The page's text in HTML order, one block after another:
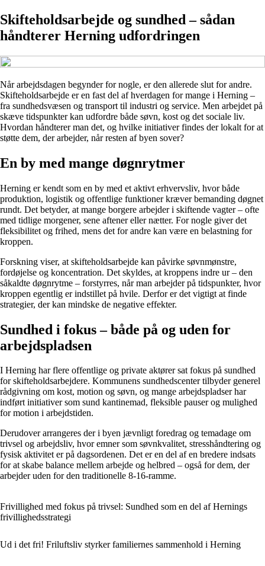
Skifteholdsarbejde og sundhed – sådan
håndterer Herning udfordringen
Når arbejdsdagen begynder for nogle, er den allerede slut for andre.
Skifteholdsarbejde er en fast del af hverdagen for mange i Herning –
fra sundhedsvæsen og transport til industri og service. Men arbejdet på
skæve tidspunkter kan udfordre både søvn, kost og det sociale liv.
Hvordan håndterer man det, og hvilke initiativer findes der lokalt for at
støtte dem, der arbejder, når resten af byen sover?
En by med mange døgnrytmer
Herning er kendt som en by med et aktivt erhvervsliv, hvor både
produktion, logistik og offentlige funktioner kræver bemanding døgnet
rundt. Det betyder, at mange borgere arbejder i skiftende vagter – ofte
med tidlige morgener, sene aftener eller nætter. For nogle giver det
fleksibilitet og frihed, mens det for andre kan være en belastning for
kroppen.
Forskning viser, at skifteholdsarbejde kan påvirke søvnmønstre,
fordøjelse og koncentration. Det skyldes, at kroppens indre ur – den
såkaldte døgnrytme – forstyrres, når man arbejder på tidspunkter, hvor
kroppen egentlig er indstillet på hvile. Derfor er det vigtigt at finde
strategier, der kan mindske de negative effekter.
Sundhed i fokus – både på og uden for
arbejdspladsen
I Herning har flere offentlige og private aktører sat fokus på sundhed
for skifteholdsarbejdere. Kommunens sundhedscenter tilbyder generel
rådgivning om kost, motion og søvn, og mange arbejdspladser har
indført initiativer som sund kantinemad, fleksible pauser og mulighed
for motion i arbejdstiden.
Derudover arrangeres der i byen jævnligt foredrag og temadage om
trivsel og arbejdsliv, hvor emner som søvnkvalitet, stresshåndtering og
fysisk aktivitet er på dagsordenen. Det er en del af en bredere indsats
for at skabe balance mellem arbejde og helbred – også for dem, der
arbejder uden for den traditionelle 8-16-ramme.
Frivillighed med fokus på trivsel: Sundhed som en del af Hernings
frivillighedsstrategi
Ud i det fri! Friluftsliv styrker familiernes sammenhold i Herning